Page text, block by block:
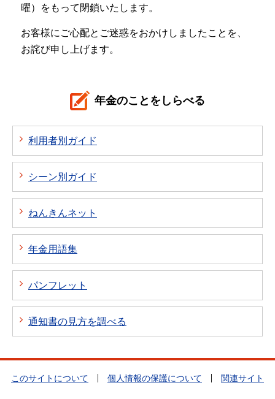
曜）をもって閉鎖いたします。
お客様にご心配とご迷惑をおかけしましたことを、
お詫び申し上げます。
年金のことをしらべる
利用者別ガイド
シーン別ガイド
ねんきんネット
年金用語集
パンフレット
通知書の見方を調べる
このサイトについて 個人情報の保護について 関連サイト